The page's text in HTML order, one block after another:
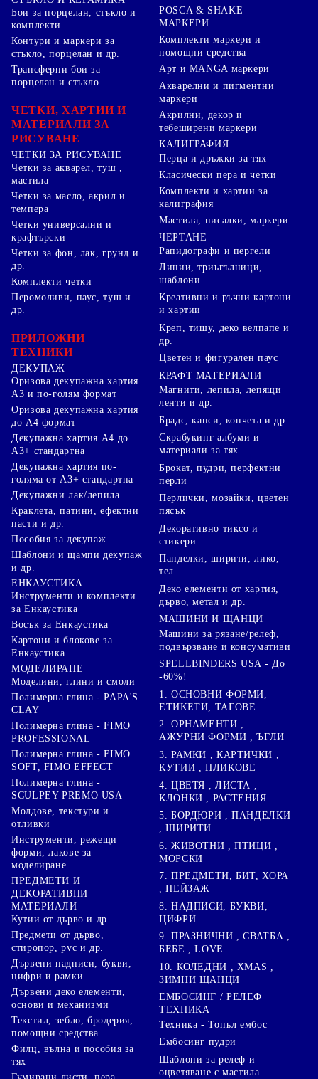
Бои за порцелан, стъкло и
комплекти
Контури и маркери за
стъкло, порцелан и др.
Трансферни бои за
порцелан и стъкло
ЧЕТКИ, ХАРТИИ И
МАТЕРИАЛИ ЗА
РИСУВАНЕ
ЧЕТКИ ЗА РИСУВАНЕ
Четки за акварел, туш ,
мастила
Четки за масло, акрил и
темпера
Четки универсални и
крафтърски
Четки за фон, лак, грунд и
др.
Комплекти четки
POSCA & SHAKE
МАРКЕРИ
Комплекти маркери и
помощни средства
Арт и MANGA маркери
Акварелни и пигментни
маркери
Акрилни, декор и
тебеширени маркери
КАЛИГРАФИЯ
Перца и дръжки за тях
Класически пера и четки
Комплекти и хартии за
калиграфия
Мастила, писалки, маркери
ЧЕРТАНЕ
Рапидографи и пергели
Линии, триъгълници,
шаблони
Перомоливи, паус, туш и
др.
ПРИЛОЖНИ
ТЕХНИКИ
ДЕКУПАЖ
Оризова декупажна хартия
А3 и по-голям формат
Оризова декупажна хартия
до А4 формат
Декупажна хартия А4 до
А3+ стандартна
Декупажна хартия по-
голяма от А3+ стандартна
Декупажни лак/лепила
Краклета, патини, ефектни
пасти и др.
Пособия за декупаж
Шаблони и щампи декупаж
и др.
ЕНКАУСТИКА
Инструменти и комплекти
за Енкаустика
Восък за Енкаустика
Картони и блокове за
Енкаустика
МОДЕЛИРАНЕ
Моделини, глини и смоли
Полимерна глина - PAPA'S
CLAY
Полимерна глина - FIMO
PROFESSIONAL
Полимерна глина - FIMO
SOFT, FIMO EFFECT
Полимерна глина -
SCULPEY PREMO USA
Молдове, текстури и
отливки
Инструменти, режещи
форми, лакове за
моделиране
ПРЕДМЕТИ И
ДЕКОРАТИВНИ
МАТЕРИАЛИ
Кутии от дърво и др.
Предмети от дърво,
стиропор, pvc и др.
Дървени надписи, букви,
цифри и рамки
Дървени деко елементи,
основи и механизми
Текстил, зебло, бродерия,
помощни средства
Филц, вълна и пособия за
тях
Креативни и ръчни картони
и хартии
Креп, тишу, деко велпапе и
др.
Цветен и фигурален паус
КРАФТ МАТЕРИАЛИ
Магнити, лепила, лепящи
ленти и др.
Брадс, капси, копчета и др.
Скрабукинг албуми и
материали за тях
Брокат, пудри, перфектни
перли
Перлички, мозайки, цветен
пясък
Декоративно тиксо и
стикери
Панделки, ширити, лико,
тел
Деко елементи от хартия,
дърво, метал и др.
МАШИНИ И ЩАНЦИ
Машини за рязане/релеф,
подвързване и консумативи
SPELLBINDERS USA - До
-60%!
1. ОСНОВНИ ФОРМИ,
ЕТИКЕТИ, ТАГОВЕ
2. ОРНАМЕНТИ ,
АЖУРНИ ФОРМИ , ЪГЛИ
3. РАМКИ , КАРТИЧКИ ,
КУТИИ , ПЛИКОВЕ
4. ЦВЕТЯ , ЛИСТА ,
КЛОНКИ , РАСТЕНИЯ
5. БОРДЮРИ , ПАНДЕЛКИ
, ШИРИТИ
6. ЖИВОТНИ , ПТИЦИ ,
МОРСКИ
7. ПРЕДМЕТИ, БИТ, ХОРА
, ПЕЙЗАЖ
8. НАДПИСИ, БУКВИ,
ЦИФРИ
9. ПРАЗНИЧНИ , СВАТБА ,
БЕБЕ , LOVE
10. КОЛЕДНИ , XMAS ,
ЗИМНИ ЩАНЦИ
ЕМБОСИНГ / РЕЛЕФ
ТЕХНИКА
Техника - Топъл ембос
Ембосинг пудри
Шаблони за релеф и
оцветяване с мастила